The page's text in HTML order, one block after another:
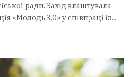
ради. Захід влаштувала
«Молодь 3.0» у співпраці із...